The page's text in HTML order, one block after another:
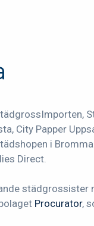
City Papper
i
Direct.
städgrossister
Procurator,